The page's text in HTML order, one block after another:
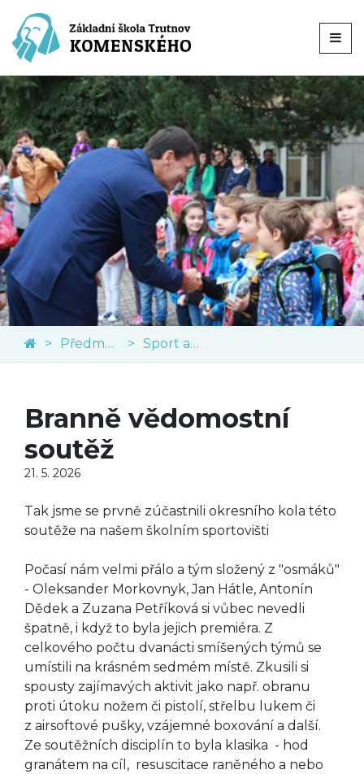
Předměty Sport a tělesná výchova
Branně vědomostní
soutěž
21. 5. 2026
Tak jsme se prvně zúčastnili okresního kola této
soutěže na našem školním sportovišti
Počasí nám velmi přálo a tým složený z "osmáků"
- Oleksander Morkovnyk, Jan Hátle, Antonín
Dědek a Zuzana Petříková si vůbec nevedli
špatně, i když to byla jejich premiéra. Z
celkového počtu dvanácti smíšených týmů se
umístili na krásném sedmém místě. Zkusili si
spousty zajímavých aktivit jako např. obranu
proti útoku nožem či pistolí, střelbu lukem či
z airsoftové pušky, vzájemné boxování a další.
Ze soutěžních disciplín to byla klasika - hod
granátem na cíl, resuscitace raněného a nebo